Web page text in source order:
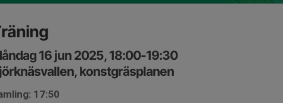
16 jun 2025, 18:00-19:30
konstgräsplanen
17:50